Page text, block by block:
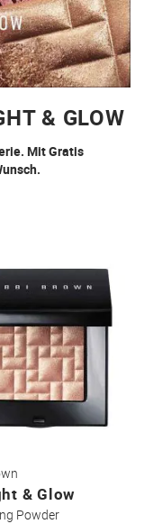
& GLOW
Mit Gratis
& Glow
Powder